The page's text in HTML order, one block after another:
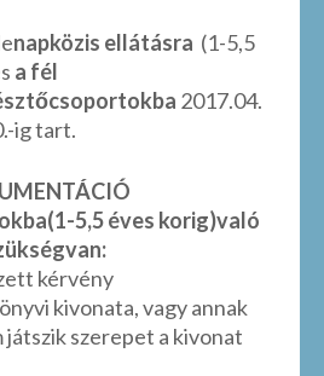
napközis ellátásra (1-5,5
a fél
2017.04.
ig tart.
5,5 éves korig)való
kérvény
kivonata, vagy annak
szerepet a kivonat